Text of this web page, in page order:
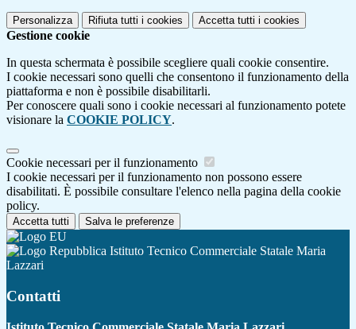
Personalizza Rifiuta tutti i cookies Accetta tutti i cookies
Gestione cookie
In questa schermata è possibile scegliere quali cookie consentire.
I cookie necessari sono quelli che consentono il funzionamento della
piattaforma e non è possibile disabilitarli.
Per conoscere quali sono i cookie necessari al funzionamento potete
visionare la COOKIE POLICY.
Cookie necessari per il funzionamento
I cookie necessari per il funzionamento non possono essere
disabilitati. È possibile consultare l'elenco nella pagina della cookie
policy.
Accetta tutti Salva le preferenze
Istituto Tecnico Commerciale Statale Maria
Lazzari
Contatti